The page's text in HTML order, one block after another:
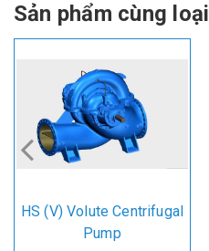
Sản phẩm cùng loại
HS (V) Volute Centrifugal
Pump